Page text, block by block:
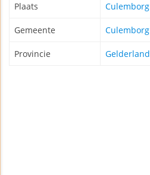
Plaats Culemborg
Gemeente Culemborg
Provincie Gelderland